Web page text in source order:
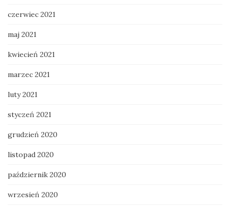
czerwiec 2021
maj 2021
kwiecień 2021
marzec 2021
luty 2021
styczeń 2021
grudzień 2020
listopad 2020
październik 2020
wrzesień 2020